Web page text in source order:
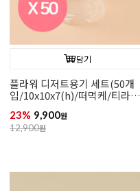
담기
플라워 디저트용기 세트(50개
입/10x10x7(h)/떠먹케/티라미
23% 9,900원
12,900원